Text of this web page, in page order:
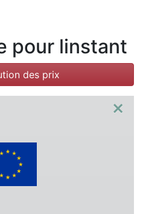
pour linstant
des prix
×